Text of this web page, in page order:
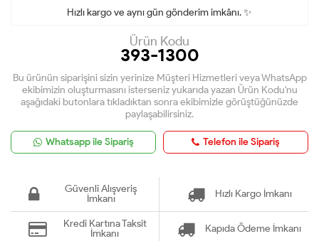
Hızlı kargo ve aynı gün gönderim imkânı. ✨
Ürün Kodu
393-1300
Bu ürünün siparişini sizin yerinize Müşteri Hizmetleri veya WhatsApp
ekibimizin oluşturmasını isterseniz yukarıda yazan Ürün Kodu'nu
aşağıdaki butonlara tıkladıktan sonra ekibimizle görüştüğünüzde
paylaşabilirsiniz.
Whatsapp ile Sipariş Telefon ile Sipariş
Güvenli Alışveriş
İmkanı
Hızlı Kargo İmkanı
Kredi Kartına Taksit
İmkanı
Kapıda Ödeme İmkanı